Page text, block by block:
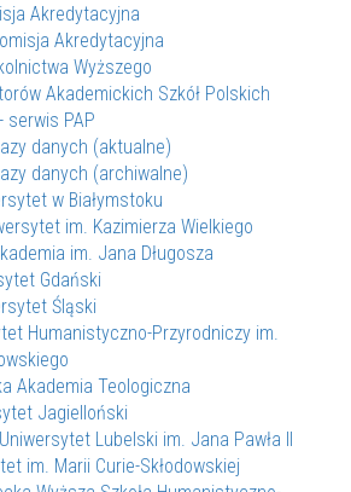
Akredytacyjna
Akredytacyjna
Wyższego
Akademickich Szkół Polskich
serwis PAP
danych (aktualne)
danych (archiwalne)
w Białymstoku
im. Kazimierza Wielkiego
im. Jana Długosza
Gdański
Śląski
Humanistyczno-Przyrodniczy im.
Akademia Teologiczna
Jagielloński
Lubelski im. Jana Pawła II
im. Marii Curie-Skłodowskiej